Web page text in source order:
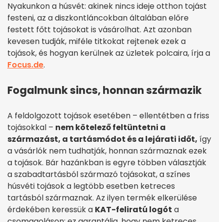
Nyakunkon a húsvét: akinek nincs ideje otthon tojást
festeni, az a diszkontláncokban általában előre
festett főtt tojásokat is vásárolhat. Azt azonban
kevesen tudják, miféle titkokat rejtenek ezek a
tojások, és hogyan kerülnek az üzletek polcaira, írja a
Focus.de.
Fogalmunk sincs, honnan származik
A feldolgozott tojások esetében – ellentétben a friss
tojásokkal – nem kötelező feltüntetni a
származást, a tartásmódot és a lejárati időt, így
a vásárlók nem tudhatják, honnan származnak ezek
a tojások. Bár hazánkban is egyre többen választják
a szabadtartásból származó tojásokat, a színes
húsvéti tojások a legtöbb esetben ketreces
tartásból származnak. Az ilyen termék elkerülése
érdekében keressük a KAT-feliratú logót a